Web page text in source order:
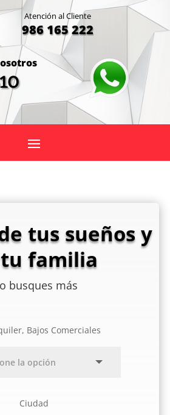
Atención al Cliente
986 165 222
tus sueños y
familia
busques más
Bajos Comerciales
Ciudad